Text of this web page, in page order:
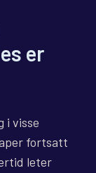
er
i visse
fortsatt
leter